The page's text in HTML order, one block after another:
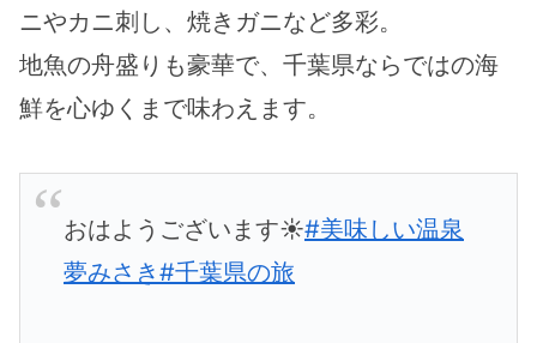
ニやカニ刺し、焼きガニなど多彩。
地魚の舟盛りも豪華で、千葉県ならではの海
鮮を心ゆくまで味わえます。
おはようございます☀️#美味しい温泉
夢みさき#千葉県の旅